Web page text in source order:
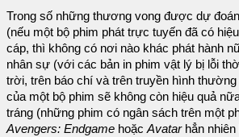
Trong số những thương vong được dự
(nếu một bộ phim phát trực tuyến đã có
cáp, thì không có nơi nào khác phát hành
nhân sự (với các bản in phim vật lý bị lỗi
trời, trên báo chí và trên truyền hình
của một bộ phim sẽ không còn hiệu quả
tráng (những phim có ngân sách trên một
Avengers: Endgame hoặc Avatar hẳn